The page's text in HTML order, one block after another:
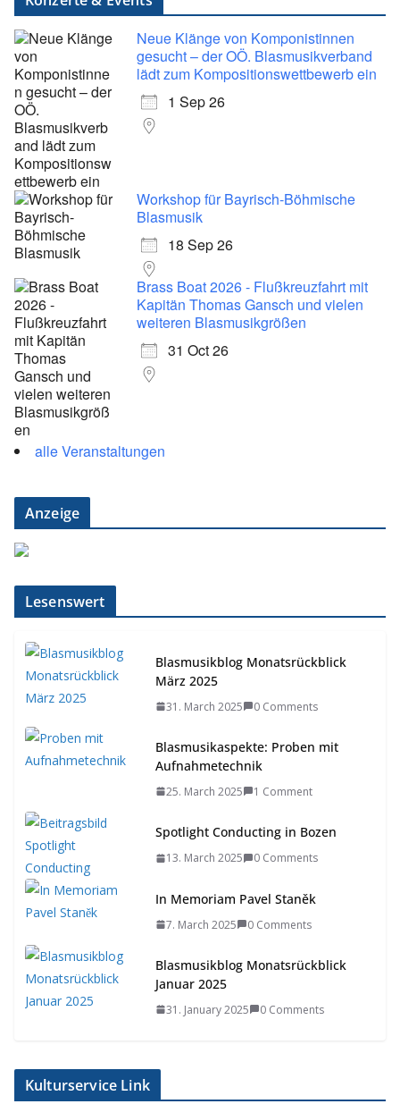
Neue Klänge von Komponistinnen
gesucht – der OÖ. Blasmusikverband
lädt zum Kompositionswettbewerb ein
1 Sep 26
Workshop für Bayrisch-Böhmische
Blasmusik
18 Sep 26
Brass Boat 2026 - Flußkreuzfahrt mit
Kapitän Thomas Gansch und vielen
weiteren Blasmusikgrößen
31 Oct 26
alle Veranstaltungen
Anzeige
Lesenswert
Blasmusikblog Monatsrückblick
März 2025
31. March 2025 0 Comments
Blasmusikaspekte: Proben mit
Aufnahmetechnik
25. March 2025 1 Comment
Spotlight Conducting in Bozen
13. March 2025 0 Comments
In Memoriam Pavel Staněk
7. March 2025 0 Comments
Blasmusikblog Monatsrückblick
Januar 2025
31. January 2025 0 Comments
Kulturservice Link